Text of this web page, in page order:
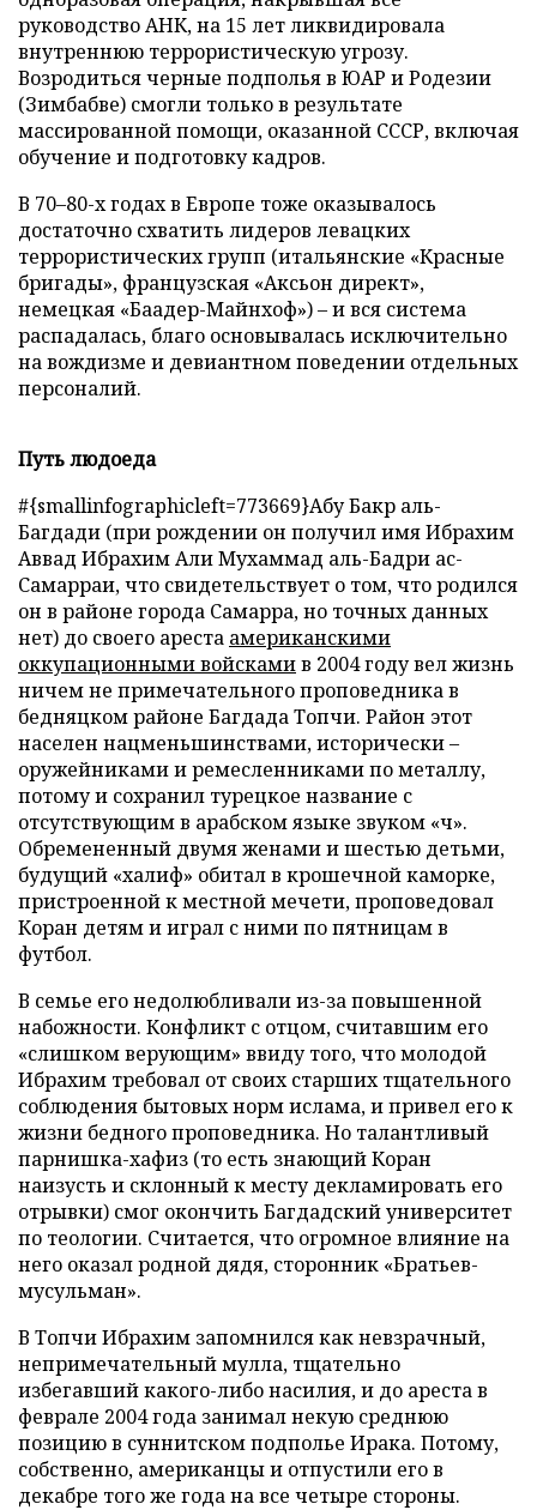
руководство АНК, на 15 лет ликвидировала
внутреннюю террористическую угрозу.
Возродиться черные подполья в ЮАР и Родезии
(Зимбабве) смогли только в результате
массированной помощи, оказанной СССР, включая
обучение и подготовку кадров.
В 70–80-х годах в Европе тоже оказывалось
достаточно схватить лидеров левацких
террористических групп (итальянские «Красные
бригады», французская «Аксьон директ»,
немецкая «Баадер-Майнхоф») – и вся система
распадалась, благо основывалась исключительно
на вождизме и девиантном поведении отдельных
персоналий.
Путь людоеда
#{smallinfographicleft=773669}Абу Бакр аль-
Багдади (при рождении он получил имя Ибрахим
Аввад Ибрахим Али Мухаммад аль-Бадри ас-
Самарраи, что свидетельствует о том, что родился
он в районе города Самарра, но точных данных
нет) до своего ареста американскими
оккупационными войскамив 2004 году вел жизнь
ничем не примечательного проповедника в
бедняцком районе Багдада Топчи. Район этот
населен нацменьшинствами, исторически –
оружейниками и ремесленниками по металлу,
потому и сохранил турецкое название с
отсутствующим в арабском языке звуком «ч».
Обремененный двумя женами и шестью детьми,
будущий «халиф» обитал в крошечной каморке,
пристроенной к местной мечети, проповедовал
Коран детям и играл с ними по пятницам в
футбол.
В семье его недолюбливали из-за повышенной
набожности. Конфликт с отцом, считавшим его
«слишком верующим» ввиду того, что молодой
Ибрахим требовал от своих старших тщательного
соблюдения бытовых норм ислама, и привел его к
жизни бедного проповедника. Но талантливый
парнишка-хафиз (то есть знающий Коран
наизусть и склонный к месту декламировать его
отрывки) смог окончить Багдадский университет
по теологии. Считается, что огромное влияние на
него оказал родной дядя, сторонник «Братьев-
мусульман».
В Топчи Ибрахим запомнился как невзрачный,
непримечательный мулла, тщательно
избегавший какого-либо насилия, и до ареста в
феврале 2004 года занимал некую среднюю
позицию в суннитском подполье Ирака. Потому,
собственно, американцы и отпустили его в
декабре того же года на все четыре стороны.